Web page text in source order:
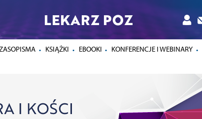
LEKARZ POZ
KSIĄŻKI EBOOKI KONFERENCJE I WEBINARY